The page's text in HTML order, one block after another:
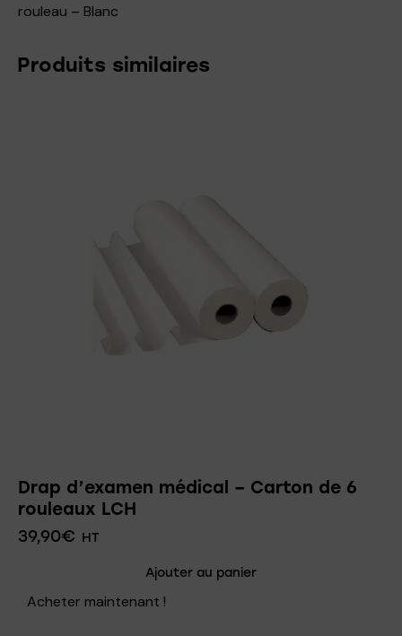
rouleau – Blanc
Produits similaires
Drap d’examen médical – Carton de 6
rouleaux LCH
39,90€ HT
Ajouter au panier
Acheter maintenant !